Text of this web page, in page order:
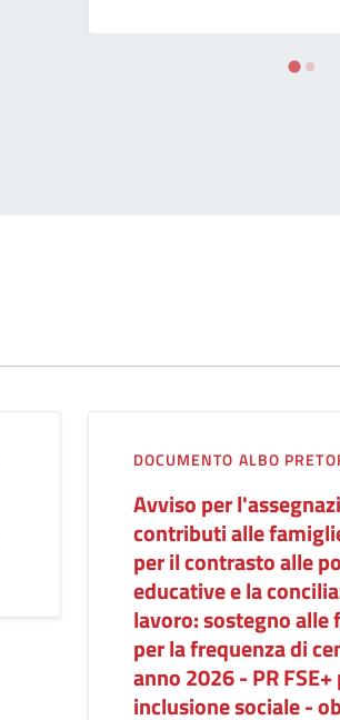
DOCUMENTO ALBO
Avviso per
contributi alle
per il contrasto alle
educative e la
lavoro: sostegno alle
per la frequenza di
anno 2026 - PR
inclusione sociale -